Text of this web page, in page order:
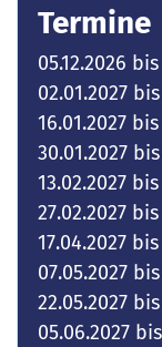
Termine
05.12.2026
02.01.2027
16.01.2027
30.01.2027
13.02.2027
27.02.2027
17.04.2027
07.05.2027
22.05.2027
05.06.2027